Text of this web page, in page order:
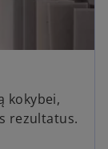
kokybei,
rezultatus.